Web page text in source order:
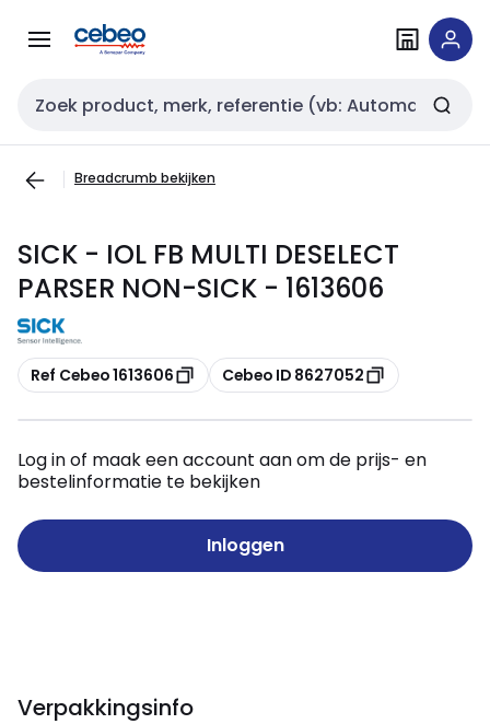
naar
naar
Zoekveld invoer
Breadcrumb bekijken
SICK - IOL FB MULTI DESELECT
PARSER NON-SICK - 1613606
Kopiëren
Ref Cebeo 1613606 Kopiëren
Cebeo ID 8627052
Log in of maak een account aan om de prijs- en
bestelinformatie te bekijken
Inloggen
Verpakkingsinfo